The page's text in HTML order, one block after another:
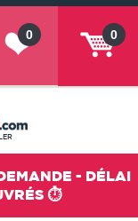
0
0
- DÉLAI
⏱️